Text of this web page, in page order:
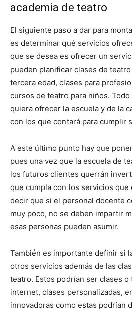
academia de teatro
El siguiente paso a dar para
es determinar qué servicios
que se desea es ofrecer un
pueden planificar clases de
tercera edad, clases para
cursos de teatro para niños.
quiera ofrecer la escuela y de la
con los que contará para cumplir
A este último punto hay que
pues una vez que la escuela de
los futuros clientes querrán
que cumpla con los servicios que
decir que si el personal docente
muy poco, no se deben impartir
esas personas pueden asumir.
También es importante definir si
otros servicios además de las
teatro. Estos podrían ser clases o
internet, clases personalizadas,
innovadoras como estas podrían